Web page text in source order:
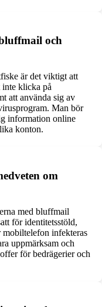
och
är det viktigt att
inte klicka på
att använda sig av
Man bör
information online
konton.
om
med bluffmail
för identitetsstöld,
mobiltelefon infekteras
uppmärksam och
för bedrägerier och